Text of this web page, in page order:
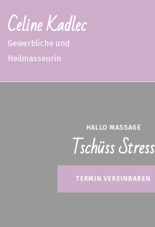
Celine Kadlec
Gewerbliche und
Heilmasseurin
HALLO MASSAGE
Tschüss Stress
TERMIN VEREINBAREN